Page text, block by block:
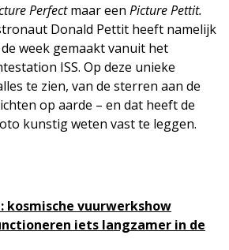
Perfectmaar een Picture Pettit.
Donald Pettit heeft namelijk
week gemaakt vanuit het
ISS. Op deze unieke
te zien, van de sterren aan de
op aarde – en dat heeft de
kunstig weten vast te leggen.
kosmische vuurwerkshow
iets langzamer in de